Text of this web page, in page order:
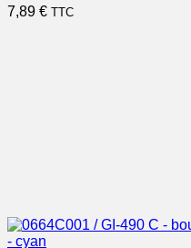
7,89 € TTC